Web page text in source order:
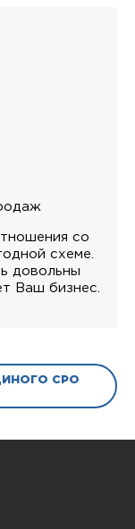
со
схеме.
довольны
Ваш бизнес.
СРО